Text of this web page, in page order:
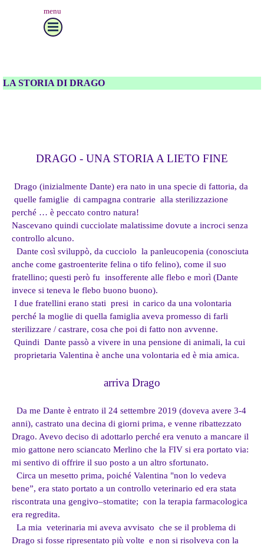
menu
LA STORIA DI DRAGO
DRAGO - UNA STORIA A LIETO FINE
Drago (inizialmente Dante) era nato in una specie di fattoria, da
quelle famiglie di campagna contrarie alla sterilizzazione
perché … è peccato contro natura!
Nascevano quindi cucciolate malatissime dovute a incroci senza
controllo alcuno.
Dante così sviluppò, da cucciolo la panleucopenia (conosciuta
anche come gastroenterite felina o tifo felino), come il suo
fratellino; questi però fu insofferente alle flebo e morì (Dante
invece si teneva le flebo buono buono).
I due fratellini erano stati presi in carico da una volontaria
perché la moglie di quella famiglia aveva promesso di farli
sterilizzare / castrare, cosa che poi di fatto non avvenne.
Quindi Dante passò a vivere in una pensione di animali, la cui
proprietaria Valentina è anche una volontaria ed è mia amica.
arriva Drago
Da me Dante è entrato il 24 settembre 2019 (doveva avere 3-4
anni), castrato una decina di giorni prima, e venne ribattezzato
Drago. Avevo deciso di adottarlo perché era venuto a mancare il
mio gattone nero sciancato Merlino che la FIV si era portato via:
mi sentivo di offrire il suo posto a un altro sfortunato.
Circa un mesetto prima, poiché Valentina "non lo vedeva
bene”, era stato portato a un controllo veterinario ed era stata
riscontrata una gengivo–stomatite; con la terapia farmacologica
era regredita.
La mia veterinaria mi aveva avvisato che se il problema di
Drago si fosse ripresentato più volte e non si risolveva con la